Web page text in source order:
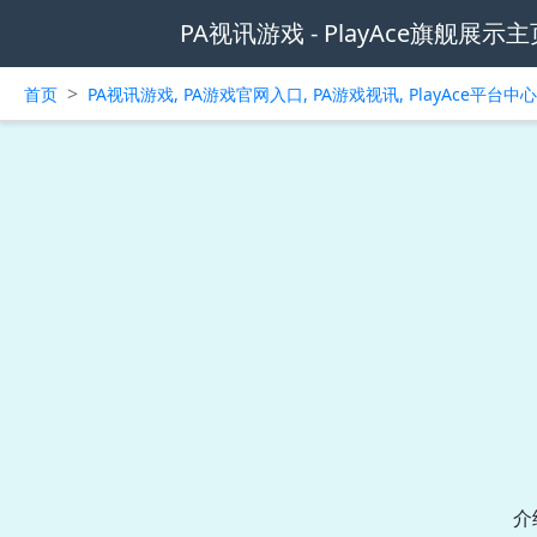
PA视讯游戏 - PlayAce旗舰展示主
首页 > PA视讯游戏, PA游戏官网入口, PA游戏视讯, PlayAce平台中
介